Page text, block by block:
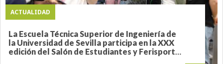
ACTUALIDAD
La Escuela Técnica Superior de Ingeniería de
la Universidad de Sevilla participa en la XXX
edición del Salón de Estudiantes y Ferisport